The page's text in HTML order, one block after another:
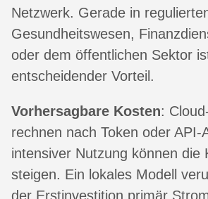
Netzwerk. Gerade in
Gesundheitswesen,
oder dem öffentlichen Sektor
entscheidender Vorteil.
Vorhersagbare Kosten:
rechnen nach Token oder API-
intensiver Nutzung können die
steigen. Ein lokales Modell
der Erstinvestition primär